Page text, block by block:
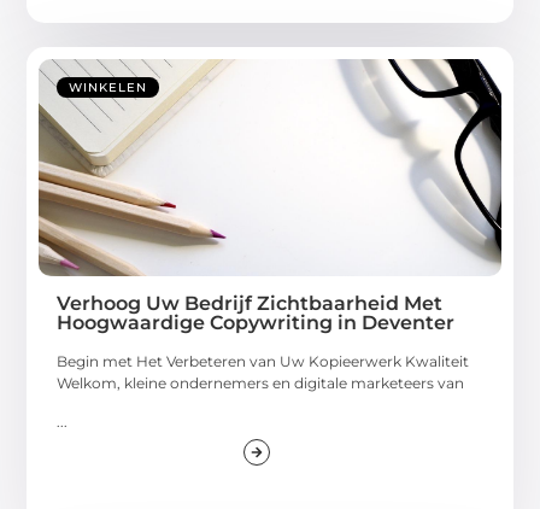
WINKELEN
Verhoog Uw Bedrijf Zichtbaarheid Met
Hoogwaardige Copywriting in Deventer
Begin met Het Verbeteren van Uw Kopieerwerk Kwaliteit
Welkom, kleine ondernemers en digitale marketeers van
...